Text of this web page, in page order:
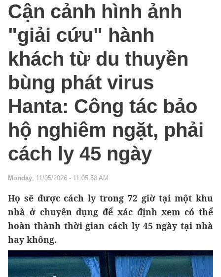
Cận cảnh hình ảnh
"giải cứu" hành
khách từ du thuyền
bùng phát virus
Hanta: Công tác bảo
hộ nghiêm ngặt, phải
cách ly 45 ngày
Monday, 11/05/2026 - 11:05:58 AM
Họ sẽ được cách ly trong 72 giờ tại một khu
nhà ở chuyên dụng để xác định xem có thể
hoàn thành thời gian cách ly 45 ngày tại nhà
hay không.